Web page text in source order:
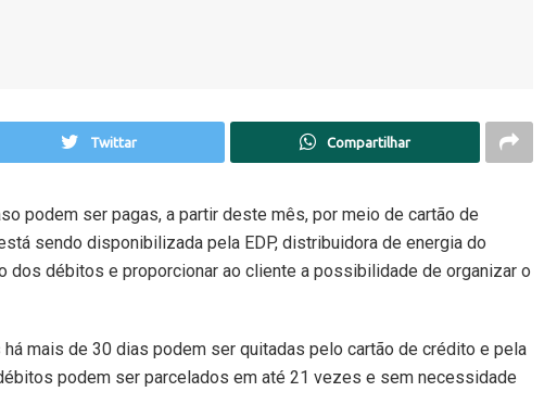
Twittar Compartilhar
podem ser pagas, a partir deste mês, por meio de cartão de
sendo disponibilizada pela EDP, distribuidora de energia do
dos débitos e proporcionar ao cliente a possibilidade de organizar o
mais de 30 dias podem ser quitadas pelo cartão de crédito e pela
podem ser parcelados em até 21 vezes e sem necessidade